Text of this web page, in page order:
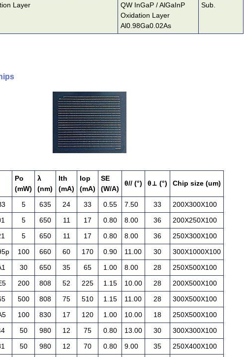
Layer
QW InGaP / AlGaInP
Oxidation Layer
Al0.98Ga0.02As
Sub.
Po
(mW)
λ
(nm)
Ith
(mA)
Iop
(mA)
SE
(W/A)
θ// (°) θ⊥ (°) Chip size (um)
5 635 24 33 0.55 7.50 33
200X300X100
5 650 11 17 0.80 8.00 36
200X250X100
5 650 11 17 0.80 8.00 36
250X300X100
100 660 60 170 0.90 11.00 30
300X1000X100
30 650 35 65 1.00 8.00 28
250X500X100
200 808 52 225 1.15 10.00 28
200X500X100
500 808 75 510 1.15 11.00 28
300X500X100
100 830 17 120 1.00 10.00 18
250X500X100
50 980 12 75 0.80 13.00 30
300X300X100
50 980 12 70 0.80 9.00 35
250X400X100